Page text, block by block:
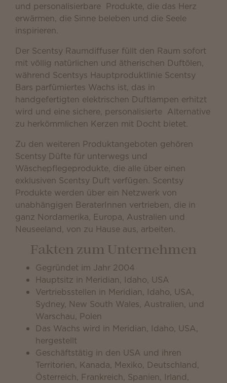
und personalisierbare Produkte, die das Herz
erwärmen, die Sinne beleben und die Seele
inspirieren.
Der Scentsy Raumdiffuser füllt den Raum sofort
mit völlig natürlichen und ätherischen Duftölen,
während Scentsys Hauptproduktlinie Scentsy
Bars parfümiertes Wachs ist, das in
handgefertigten elektrischen Duftlampen erhitzt
wird und eine sichere, personalisierte Alternative
zu herkömmlichen Kerzen mit Docht bietet.
Zu den weiteren Produktangeboten gehören
Scentsy Düfte für unterwegs und
Wäschepflegeprodukte, die alle über einen
exklusiven Scentsy Duft verfügen. Scentsy
Produkte werden über ein Netzwerk von
unabhängigen BeraterInnen vertrieben, die in
ganz Nordamerika, Europa, Australien und
Neuseeland, von zu Hause aus, arbeiten.
Fakten zum Unternehmen
Gegründet im Jahr 2004
Hauptsitz in Meridian, Idaho, USA
Vertriebsstellen in Meridian, Idaho, USA,
Sydney, New South Wales, Australien, und
Warschau, Polen
Das Wachs wird in Meridian, Idaho, USA,
hergestellt
Geschäftstätig in den USA und ihren
Territorien, Kanada, Mexiko, Deutschland,
Österreich, Frankreich, Spanien, Irland,